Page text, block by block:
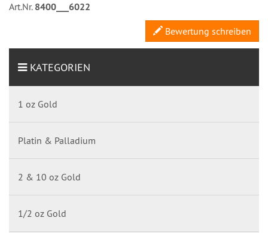
Art.Nr. 8400___6022
Bewertung schreiben
KATEGORIEN
1 oz Gold
Platin & Palladium
2 & 10 oz Gold
1/2 oz Gold